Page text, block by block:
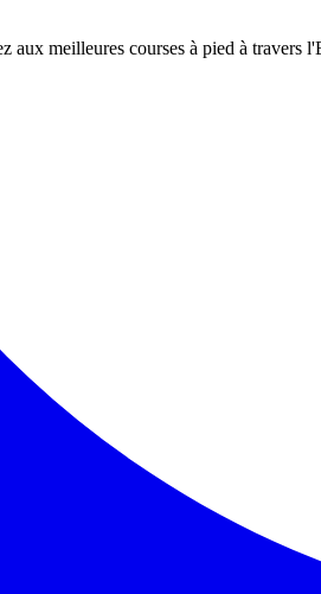
aux meilleures courses à pied à travers